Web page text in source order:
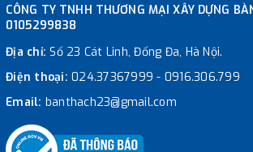
CÔNG TY TNHH THƯƠNG MẠI XÂY DỰNG
0105299838
Địa chỉ:Số 23 Cát Linh, Đống Đa, Hà Nội.
Điện thoại: 024.37367999 - 0916.306.799
Email: banthach23@gmail.com